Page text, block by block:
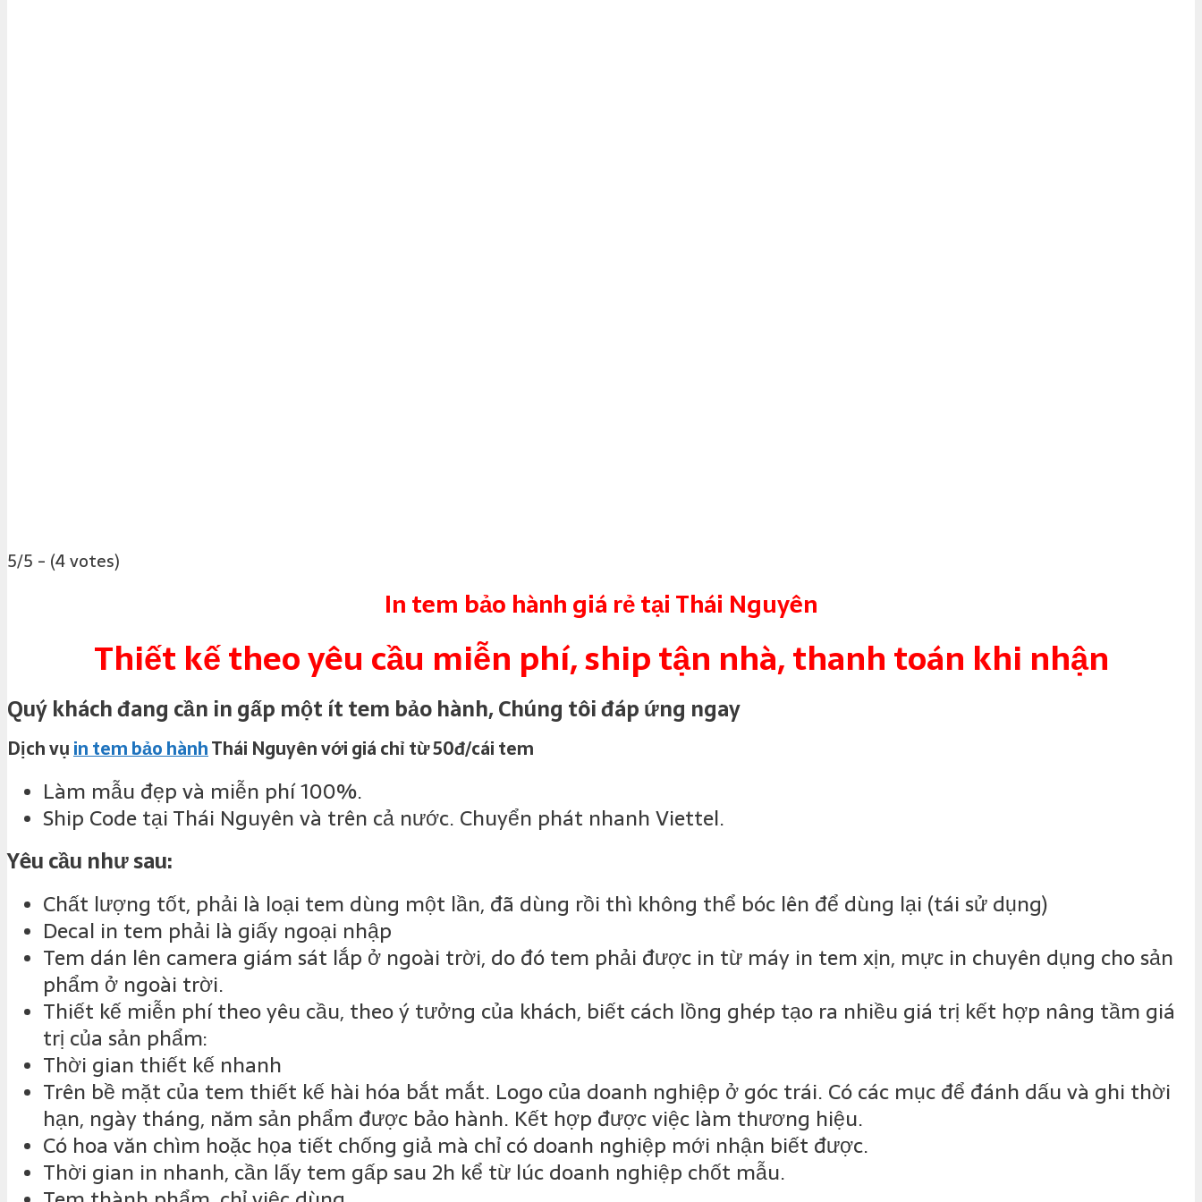
5/5 - (4 votes)
In tem bảo hành giá rẻ tại Thái Nguyên
Thiết kế theo yêu cầu miễn phí, ship tận nhà, thanh toán khi nhận
Quý khách đang cần in gấp một ít tem bảo hành, Chúng tôi đáp ứng ngay
Dịch vụin tem bảo hànhThái Nguyên với giá chỉ từ 50đ/cái tem
Làm mẫu đẹp và miễn phí 100%.
Ship Code tại Thái Nguyên và trên cả nước. Chuyển phát nhanh Viettel.
Yêu cầu như sau:
Chất lượng tốt, phải là loại tem dùng một lần, đã dùng rồi thì không thể bóc lên để dùng lại (tái sử dụng)
Decal in tem phải là giấy ngoại nhập
Tem dán lên camera giám sát lắp ở ngoài trời, do đó tem phải được in từ máy in tem xịn, mực in chuyên dụng cho sản
phẩm ở ngoài trời.
Thiết kế miễn phí theo yêu cầu, theo ý tưởng của khách, biết cách lồng ghép tạo ra nhiều giá trị kết hợp nâng tầm giá
trị của sản phẩm:
Thời gian thiết kế nhanh
Trên bề mặt của tem thiết kế hài hóa bắt mắt. Logo của doanh nghiệp ở góc trái. Có các mục để đánh dấu và ghi thời
hạn, ngày tháng, năm sản phẩm được bảo hành. Kết hợp được việc làm thương hiệu.
Có hoa văn chìm hoặc họa tiết chống giả mà chỉ có doanh nghiệp mới nhận biết được.
Thời gian in nhanh, cần lấy tem gấp sau 2h kể từ lúc doanh nghiệp chốt mẫu.